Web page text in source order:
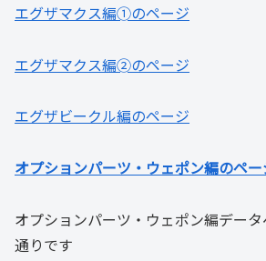
エグザマクス編➀のページ
エグザマクス編➁のページ
エグザビークル編のページ
オプションパーツ・ウェポン編のペ
オプションパーツ・ウェポン編デー
通りです